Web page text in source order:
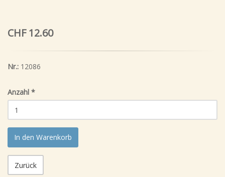
CHF 12.60
Nr.: 12086
Anzahl *
In den Warenkorb
Zurück